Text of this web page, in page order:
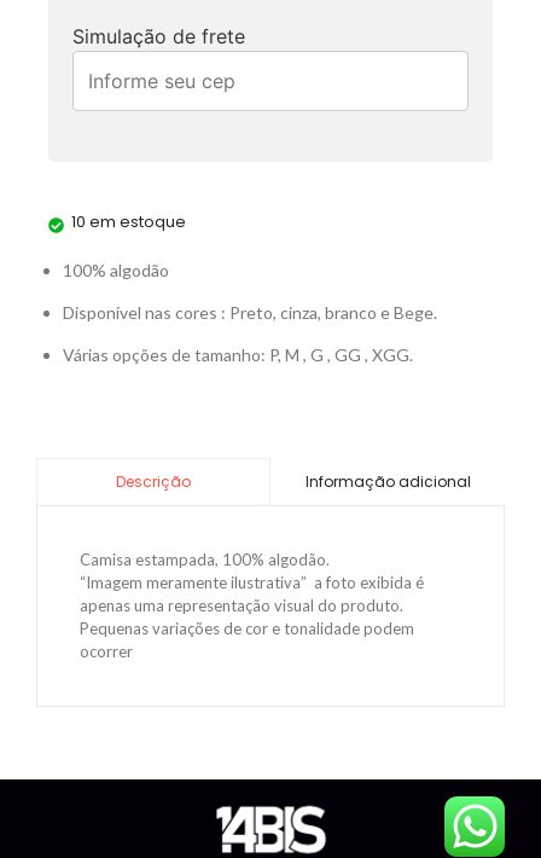
Simulação de frete
10 em estoque
100% algodão
Disponível nas cores : Preto, cinza, branco e Bege.
Várias opções de tamanho: P, M , G , GG , XGG.
Descrição Informação adicional
Camisa estampada, 100% algodão.
“Imagem meramente ilustrativa” a foto exibida é
apenas uma representação visual do produto.
Pequenas variações de cor e tonalidade podem
ocorrer